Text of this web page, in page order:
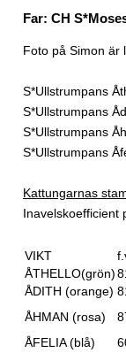
Far: CH
Foto på Simon är
S*Ullstrumpans
S*Ullstrumpans Å
S*Ullstrumpans Å
S*Ullstrumpans Å
Kattungarnas
Inavelskoefficient
VIKT
ÅTHELLO(grön)
ÅDITH (orange)
ÅHMAN (rosa)
ÅFELIA (blå)